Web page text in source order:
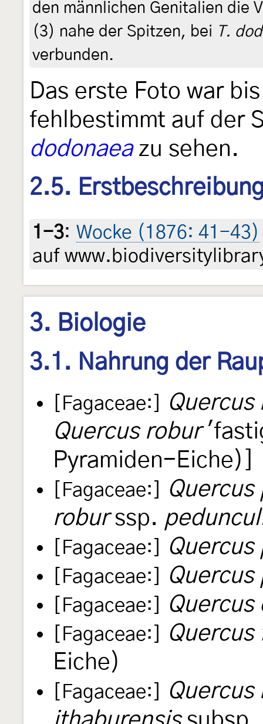
den männlichen Genitalien die
(3) nahe der Spitzen, bei T.
verbunden.
Das erste Foto war
fehlbestimmt auf der
dodonaeazu sehen.
2.5.
1-3: Wocke (1876: 41-43)
auf
3. Biologie
3.1. Nahrung der
[Fagaceae:]
Quercus
Quercus robur
Pyramiden-Eiche)]
[Fagaceae:]
roburssp.
[Fagaceae:] Quercus
[Fagaceae:] Quercus
[Fagaceae:] Quercus
[Fagaceae:]
Quercus
Eiche)
[Fagaceae:]
Quercus